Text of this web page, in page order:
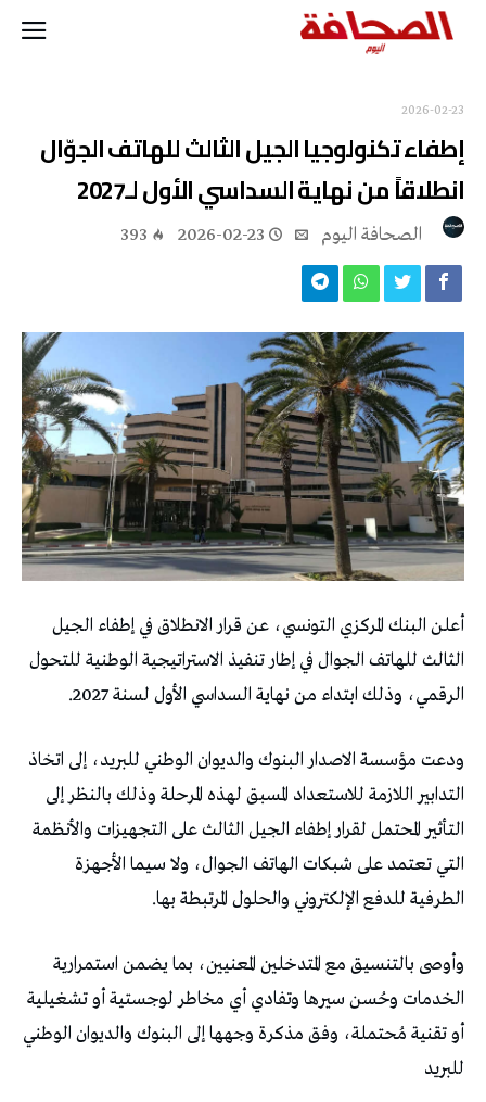
2026-02-23
إطفاء تكنولوجيا الجيل الثالث للهاتف الجوّال
انطلاقاً من نهاية السداسي الأول لـ2027
2026-02-23
393
أعلن البنك المركزي التونسي، عن قرار الانطلاق في إطفاء الجيل
الثالث للهاتف الجوال في إطار تنفيذ الاستراتيجية الوطنية للتحول
الرقمي، وذلك ابتداء من نهاية السداسي الأول لسنة 2027.
ودعت مؤسسة الاصدار البنوك والديوان الوطني للبريد، إلى اتخاذ
التدابير اللازمة للاستعداد المسبق لهذه المرحلة وذلك بالنظر إلى
التأثير المحتمل لقرار إطفاء الجيل الثالث على التجهيزات والأنظمة
التي تعتمد على شبكات الهاتف الجوال، ولا سيما الأجهزة
الطرفية للدفع الإلكتروني والحلول المرتبطة بها.
وأوصى بالتنسيق مع المتدخلين المعنيين، بما يضمن استمرارية
الخدمات وحُسن سيرها وتفادي أي مخاطر لوجستية أو تشغيلية
أو تقنية مُحتملة، وفق مذكرة وجهها إلى البنوك والديوان الوطني
للبريد